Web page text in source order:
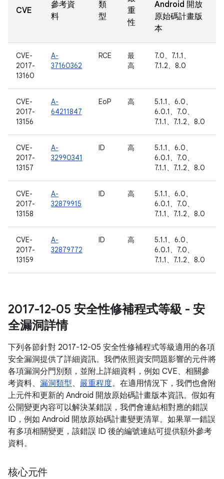
CVE
參考資
料
類
型
重
性
Android 開放
原始碼計畫版
本
CVE-
2017-
13160
A-
37160362
RCE
最
高
7.0、7.1.1、
7.1.2、8.0
CVE-
2017-
13156
A-
64211847
EoP 高
5.1.1、6.0、
6.0.1、7.0、
7.1.1、7.1.2、8.0
CVE-
2017-
13157
A-
32990341
ID 高
5.1.1、6.0、
6.0.1、7.0、
7.1.1、7.1.2、8.0
CVE-
2017-
13158
A-
32879915
ID 高
5.1.1、6.0、
6.0.1、7.0、
7.1.1、7.1.2、8.0
CVE-
2017-
13159
A-
32879772
ID 高
5.1.1、6.0、
6.0.1、7.0、
7.1.1、7.1.2、8.0
2017-12-05 安全性修補程式等級 - 安
全漏洞詳情
下列各節針對 2017-12-05 安全性修補程式等級適用的各項
安全漏洞提供了詳細資訊。我們依照資安問題影響的元件將
各項漏洞分門別類，並附上詳細資料，例如 CVE、相關參
考資料、 漏洞類型、 嚴重程度。在適用情況下，我們也會附
上元件和更新的 Android 開放原始碼計畫版本資訊。假如有
公開變更內容可以解決某錯誤，我們會連結相對應的錯誤
ID，例如 Android 開放原始碼計畫變更清單。如果單一錯誤
有多項相關變更，該錯誤 ID 後的編號連結可提供額外參考
資料。
核心元件